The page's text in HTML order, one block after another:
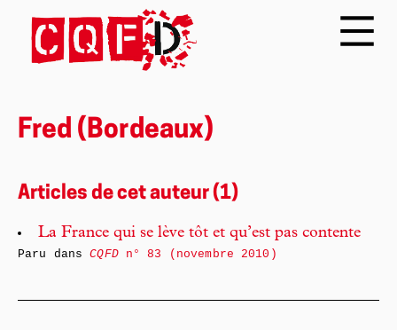
Fred (Bordeaux)
Articles de cet auteur (1)
La France qui se lève tôt et qu’est pas contente
Paru dansCQFDn° 83 (novembre 2010)